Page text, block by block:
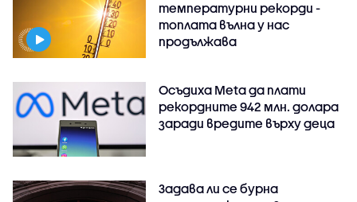
температурни рекорди -
топлата вълна у нас
продължава
Осъдиха Meta да плати
рекордните 942 млн. долара
заради вредите върху деца
Задава ли се бурна